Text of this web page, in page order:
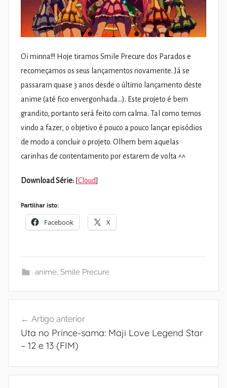
Oi minna!!! Hoje tiramos Smile Precure dos Parados e
recomeçamos os seus lançamentos novamente. Já se
passaram quase 3 anos desde o último lançamento deste
anime (até fico envergonhada…). Este projeto é bem
grandito, portanto será feito com calma. Tal como temos
vindo a fazer, o objetivo é pouco a pouco lançar episódios
de modo a concluir o projeto. Olhem bem aquelas
carinhas de contentamento por estarem de volta ^^
Download Série: [Cloud]
Partilhar isto:
Facebook X
anime, Smile Precure
de
artigos
Artigo anterior
Uta no Prince-sama: Maji Love Legend Star
– 12 e 13 (FIM)